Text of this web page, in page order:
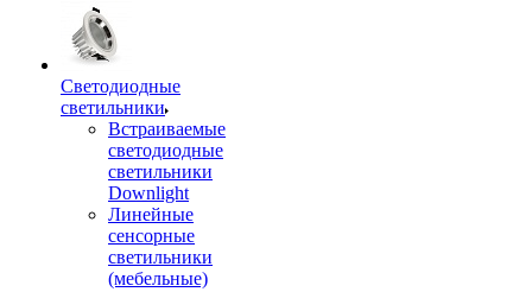
Светодиодные
светильники
Встраиваемые
светодиодные
светильники
Downlight
Линейные
сенсорные
светильники
(мебельные)